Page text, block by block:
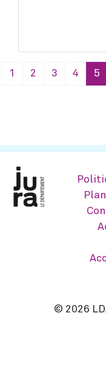
1 2 3 4 5
© 2026